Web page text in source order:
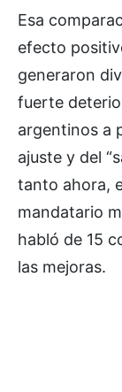
Esa
efecto
generaron
fuerte
argentinos a
ajuste y del
tanto ahora,
mandatario
habló de 15
las mejoras.